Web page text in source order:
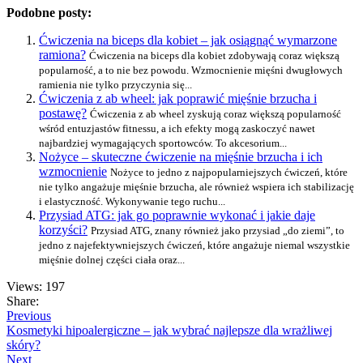
Podobne posty:
Ćwiczenia na biceps dla kobiet – jak osiągnąć wymarzone
ramiona? Ćwiczenia na biceps dla kobiet zdobywają coraz większą
popularność, a to nie bez powodu. Wzmocnienie mięśni dwugłowych
ramienia nie tylko przyczynia się...
Ćwiczenia z ab wheel: jak poprawić mięśnie brzucha i
postawę? Ćwiczenia z ab wheel zyskują coraz większą popularność
wśród entuzjastów fitnessu, a ich efekty mogą zaskoczyć nawet
najbardziej wymagających sportowców. To akcesorium...
Nożyce – skuteczne ćwiczenie na mięśnie brzucha i ich
wzmocnienie Nożyce to jedno z najpopularniejszych ćwiczeń, które
nie tylko angażuje mięśnie brzucha, ale również wspiera ich stabilizację
i elastyczność. Wykonywanie tego ruchu...
Przysiad ATG: jak go poprawnie wykonać i jakie daje
korzyści? Przysiad ATG, znany również jako przysiad „do ziemi”, to
jedno z najefektywniejszych ćwiczeń, które angażuje niemal wszystkie
mięśnie dolnej części ciała oraz...
Views: 197
Share:
Previous
Kosmetyki hipoalergiczne – jak wybrać najlepsze dla wrażliwej
skóry?
Next